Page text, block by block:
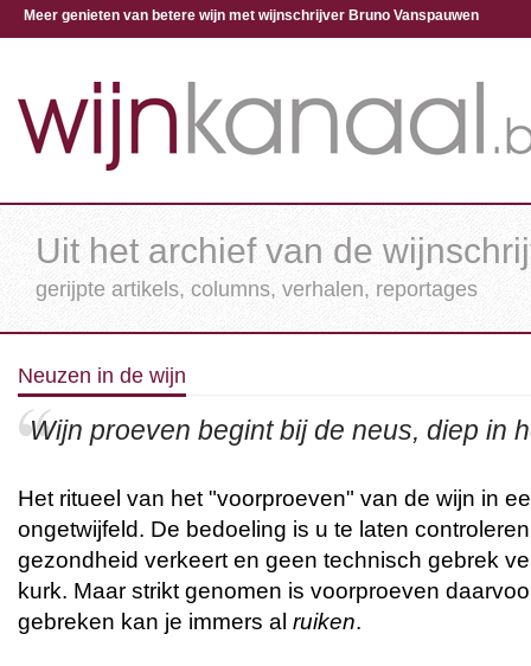
Meer genieten van betere wijn met wijnschrijver Bruno Vanspauwen
Uit het archief van de
gerijpte artikels, columns, verhalen, reportages
Neuzen in de wijn
Wijn proeven begint bij de neus, diep in
Het ritueel van het "voorproeven" van de wijn in
ongetwijfeld. De bedoeling is u te laten
gezondheid verkeert en geen technisch gebrek
kurk. Maar strikt genomen is voorproeven
gebreken kan je immers al ruiken.